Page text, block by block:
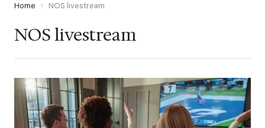
Home › NOS livestream
NOS livestream